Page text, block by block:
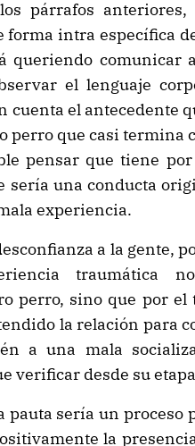
párrafos
intra específica
queriendo comunicar
el lenguaje
cuenta el antecedente
perro que casi termina
pensar que tiene
sería una conducta
experiencia.
a la gente,
traumática
perro, sino que por
la relación para
a una mala
verificar desde su
pauta sería un proceso
la